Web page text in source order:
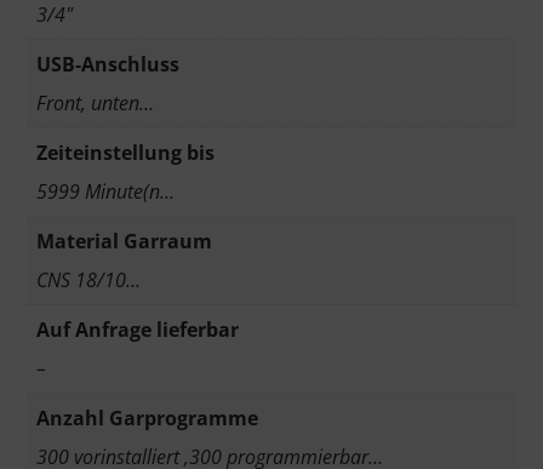
3/4"
USB-Anschluss
Front, unten…
Zeiteinstellung bis
5999 Minute(n…
Material Garraum
CNS 18/10…
Auf Anfrage lieferbar
–
Anzahl Garprogramme
300 vorinstalliert ,300 programmierbar…